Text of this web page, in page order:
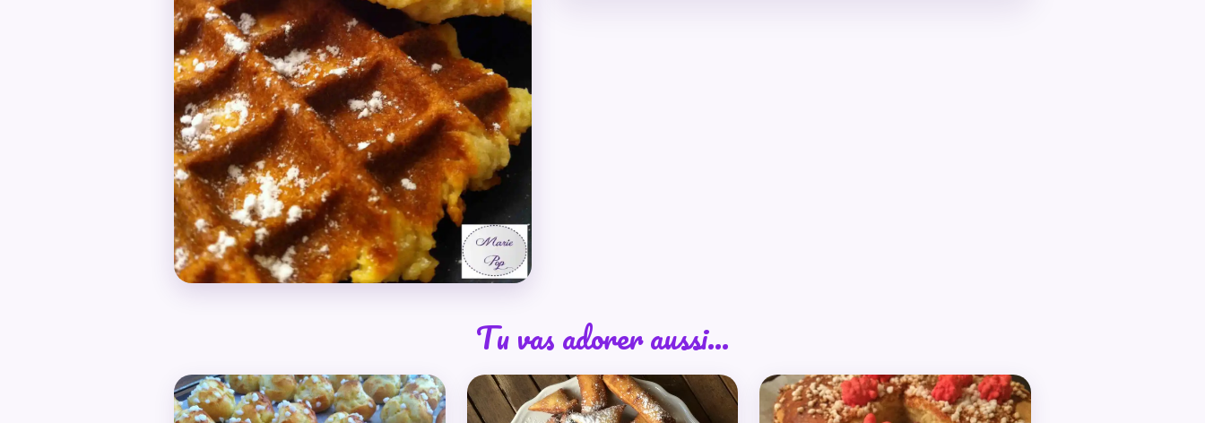
Tu vas adorer aussi…